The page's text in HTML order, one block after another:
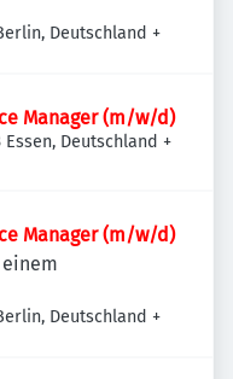
Deutschland +
Manager (m/w/d)
Deutschland +
Manager (m/w/d)
Deutschland +